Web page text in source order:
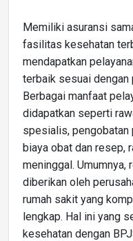
Memiliki asuransi
fasilitas kesehatan
mendapatkan
terbaik sesuai dengan
Berbagai manfaat
didapatkan seperti
spesialis, pengobatan
biaya obat dan resep,
meninggal. Umumnya,
diberikan oleh
rumah sakit yang
lengkap. Hal ini yang
kesehatan dengan